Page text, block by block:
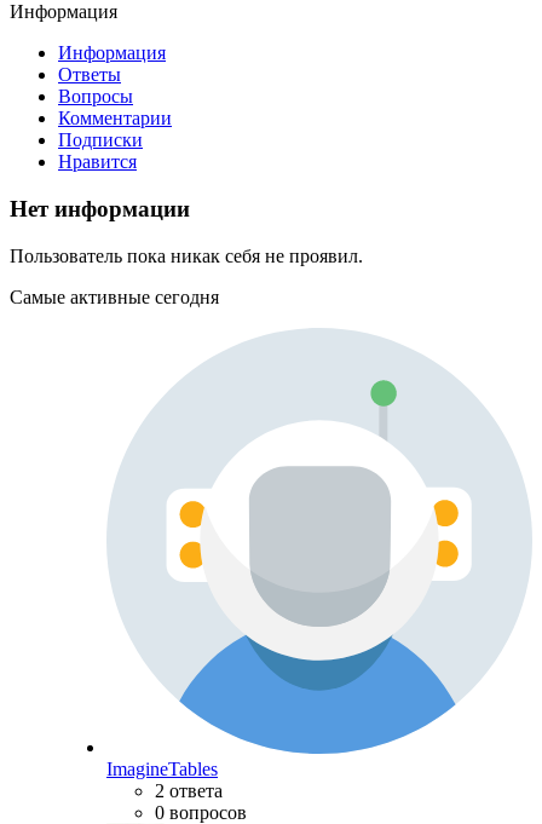
Информация
Информация
Ответы
Вопросы
Комментарии
Подписки
Нравится
Нет информации
Пользователь пока никак себя не проявил.
Самые активные сегодня
ImagineTables
2 ответа
0 вопросов